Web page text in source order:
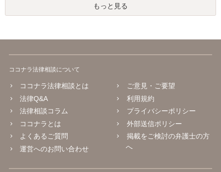
もっと見る
ココナラ法律相談について
ココナラ法律相談とは
法律Q&A
法律相談コラム
ココナラとは
よくあるご質問
運営へのお問い合わせ
ご意見・ご要望
利用規約
プライバシーポリシー
外部送信ポリシー
掲載をご検討の弁護士の方
へ